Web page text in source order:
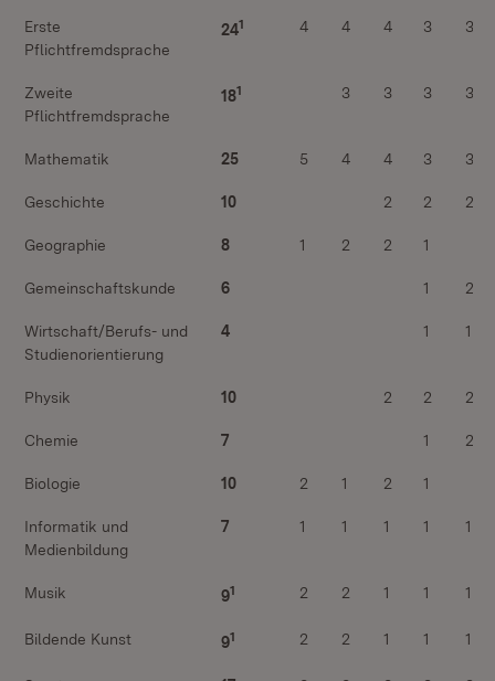
Erste
Pflichtfremdsprache
241 4 4 4 3 3
Zweite
Pflichtfremdsprache
181 3 3 3 3
Mathematik 25 5 4 4 3 3
Geschichte 10 2 2 2
Geographie 8 1 2 2 1
Gemeinschaftskunde 6 1 2
Wirtschaft/Berufs- und
Studienorientierung
4 1 1
Physik 10 2 2 2
Chemie 7 1 2
Biologie 10 2 1 2 1
Informatik und
Medienbildung
7 1 1 1 1 1
Musik 91 2 2 1 1 1
Bildende Kunst 91 2 2 1 1 1